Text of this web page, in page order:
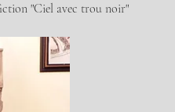
"Ciel avec trou noir"